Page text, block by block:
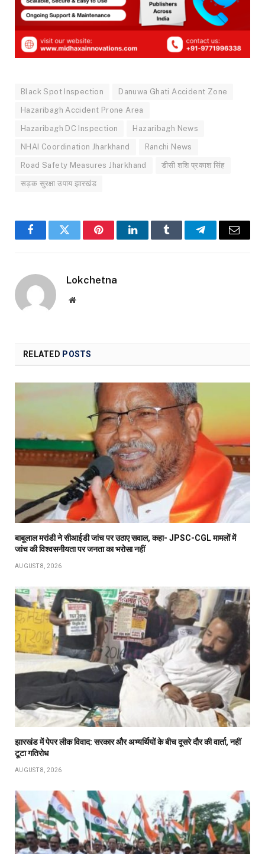
Black Spot Inspection Danuwa Ghati Accident Zone
Hazaribagh Accident Prone Area
Hazaribagh DC Inspection Hazaribagh News
NHAI Coordination Jharkhand Ranchi News
Road Safety Measures Jharkhand डीसी शशि प्रकाश सिंह
सड़क सुरक्षा उपाय झारखंड
FacebookTwitter PinterestLinkedInTumblr TelegramEmail
Lokchetna
Website
RELATED POSTS
बाबूलाल मरांडी ने सीआईडी जांच पर उठाए सवाल, कहा- JPSC-CGL मामलों में
जांच की विश्वसनीयता पर जनता का भरोसा नहीं
AUGUST 8, 2026
झारखंड में पेपर लीक विवाद: सरकार और अभ्यर्थियों के बीच दूसरे दौर की वार्ता, नहीं
टूटा गतिरोध
AUGUST 8, 2026